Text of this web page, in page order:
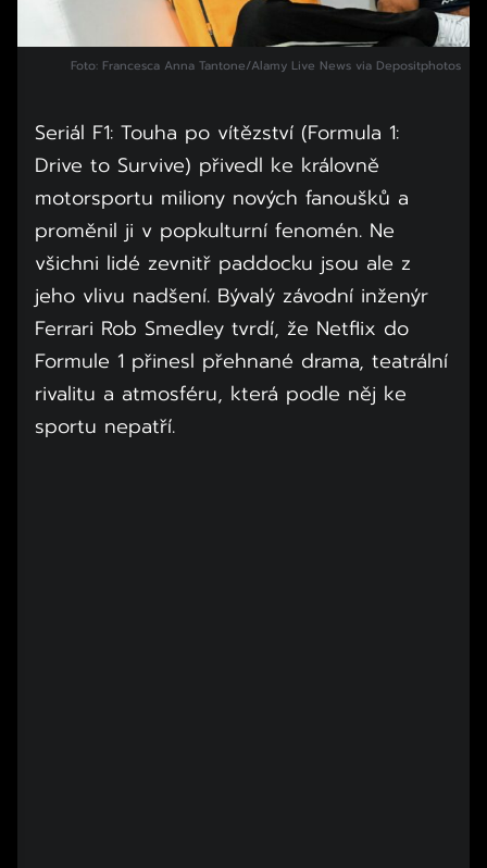
Foto: Francesca Anna Tantone/Alamy Live News via Depositphotos
Seriál F1: Touha po vítězství (Formula 1:
Drive to Survive) přivedl ke královně
motorsportu miliony nových fanoušků a
proměnil ji v popkulturní fenomén. Ne
všichni lidé zevnitř paddocku jsou ale z
jeho vlivu nadšení. Bývalý závodní inženýr
Ferrari Rob Smedley tvrdí, že Netflix do
Formule 1 přinesl přehnané drama, teatrální
rivalitu a atmosféru, která podle něj ke
sportu nepatří.